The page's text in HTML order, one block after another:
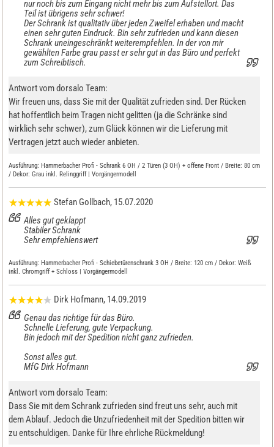
nur noch bis zum Eingang nicht mehr bis zum Aufstellort. Das
Teil ist übrigens sehr schwer!
Der Schrank ist qualitativ über jeden Zweifel erhaben und macht
einen sehr guten Eindruck. Bin sehr zufrieden und kann diesen
Schrank uneingeschränkt weiterempfehlen. In der von mir
gewählten Farbe grau passt er sehr gut in das Büro und perfekt
zum Schreibtisch.
Antwort vom dorsalo Team:
Wir freuen uns, dass Sie mit der Qualität zufrieden sind. Der Rücken
hat hoffentlich beim Tragen nicht gelitten (ja die Schränke sind
wirklich sehr schwer), zum Glück können wir die Lieferung mit
Vertragen jetzt auch wieder anbieten.
Ausführung: Hammerbacher Profi - Schrank 6 OH / 2 Türen (3 OH) + offene Front / Breite: 80 cm
/ Dekor: Grau inkl. Relinggriff | Vorgängermodell
Stefan Gollbach, 15.07.2020
Alles gut geklappt
Stabiler Schrank
Sehr empfehlenswert
Ausführung: Hammerbacher Profi - Schiebetürenschrank 3 OH / Breite: 120 cm / Dekor: Weiß
inkl. Chromgriff + Schloss | Vorgängermodell
Dirk Hofmann, 14.09.2019
Genau das richtige für das Büro.
Schnelle Lieferung, gute Verpackung.
Bin jedoch mit der Spedition nicht ganz zufrieden.
Sonst alles gut.
MfG Dirk Hofmann
Antwort vom dorsalo Team:
Dass Sie mit dem Schrank zufrieden sind freut uns sehr, auch mit
dem Ablauf. Jedoch die Unzufriedenheit mit der Spedition bitten wir
zu entschuldigen. Danke für Ihre ehrliche Rückmeldung!